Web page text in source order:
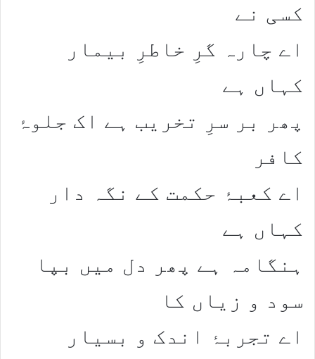
کسی نے​
اے چارہ گرِ خاطرِ بیمار
کہاں ہے​
​پھر بر سرِ تخریب ہے اک جلوۂ
کافر​
اے کعبۂ حکمت کے نگہ دار
کہاں ہے​
​ہنگامہ ہے پھر دل میں بپا
سود و زیاں کا​
اے تجربۂ اندک و بسیار